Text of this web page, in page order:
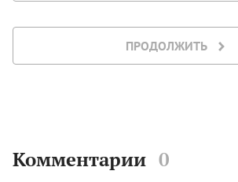
ПРОДОЛЖИТЬ
Комментарии 0